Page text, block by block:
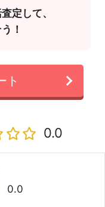
定して、
！
ト
0.0
0.0